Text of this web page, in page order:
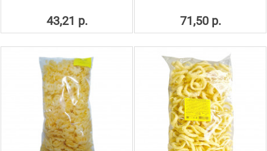
43,21 р. 71,50 р.